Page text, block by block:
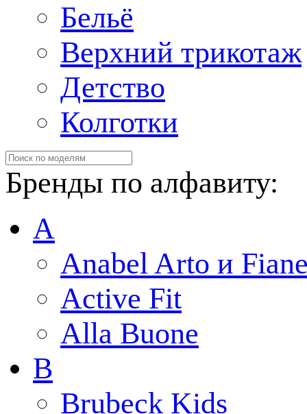
Бельё
Верхний трикотаж
Детство
Колготки
Бренды по алфавиту:
A
Anabel Arto и
Active Fit
Alla Buone
B
Brubeck Kids